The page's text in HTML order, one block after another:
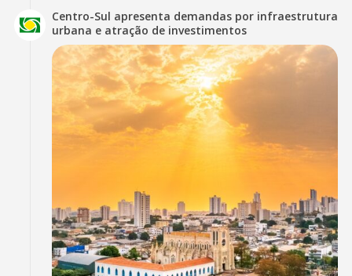
Centro-Sul apresenta demandas por infraestrutura
urbana e atração de investimentos